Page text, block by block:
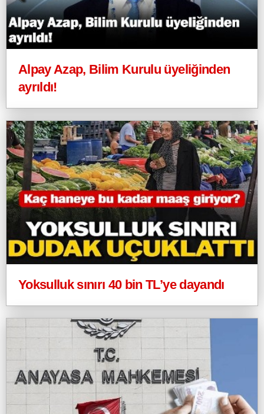
Alpay Azap, Bilim Kurulu üyeliğinden
ayrıldı!
Yoksulluk sınırı 40 bin TL’ye dayandı